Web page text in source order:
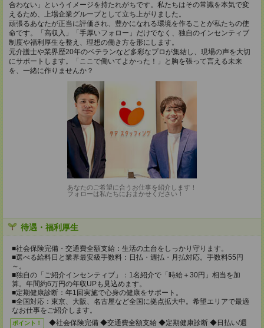
合わない」というイメージを持たれがちです。私たちはその常識を本気で変
えるため、上場企業グループとして立ち上がりました。
頑張るあなたが正当に評価され、豊かになれる環境を作ることが私たちの使
命です。「高収入」「手厚いフォロー」だけでなく、独自のインセンティブ
制度や福利厚生を整え、理想の働き方を形にします。
元介護士や業界歴20年のベテランなど多彩なプロが集結し、現場の声を大切
にサポートします。「ここで働いてよかった！」と胸を張って言える未来
を、一緒に作りませんか？
あなたのご希望に合うお仕事を紹介します！
フォローは私たちにおまかせください！
待遇・福利厚生
■社会保険完備・交通費全額支給：生活の土台をしっかり守ります。
■選べる給料日と業界最安級手数料：日払・週払・月払対応。手数料55円
～。
■独自の「ご紹介インセンティブ」：1名紹介で「時給＋30円」相当を加
算。年間約6万円の年収UPも見込めます。
■定期健康診断：年1回実施で心身の健康をサポート。
■全国対応：東京、大阪、名古屋など全国に拠点拡大中。希望エリアで最適
なお仕事をご紹介します。
ポイント！
◆社会保険完備 ◆交通費全額支給 ◆定期健康診断 ◆日払い/週